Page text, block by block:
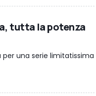
tutta la potenza
una serie limitatissima